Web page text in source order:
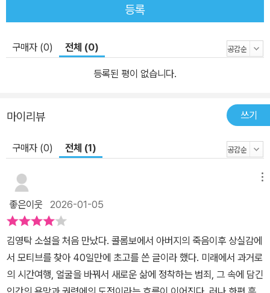
한 기로에 선 우환은 과연 어떤 인생을 선택할 것인가? 살인 사건과
드라마가 한데 어우러져 펼쳐지는 놀라운 소설 『곰탕』, 이 책을 펼치
는 순간 가장 돌아가고 싶은 그때로의 여행이 시작될 것이다. 작가의
일이라는 게 오해받을 걸 알면서도 끊임없이 이해를 바라는 일이라고
주했습니다. 모두 여러분들 덕분입니다. _10만 부 기념 에디션 서문
등록
구매자 (0) 전체 (0)
등록된 평이 없습니다.
마이리뷰 쓰기
구매자 (0) 전체 (1)
좋은이웃 2026-01-05
김영탁 소설을 처음 만났다. 콜롬보에서 아버지의 죽음이후 상실감에
서 모티브를 찾아 40일만에 초고를 쓴 글이라 했다. 미래에서 과거로
의 시간여행, 얼굴을 바꿔서 새로운 삶에 정착하는 범죄, 그 속에 담긴